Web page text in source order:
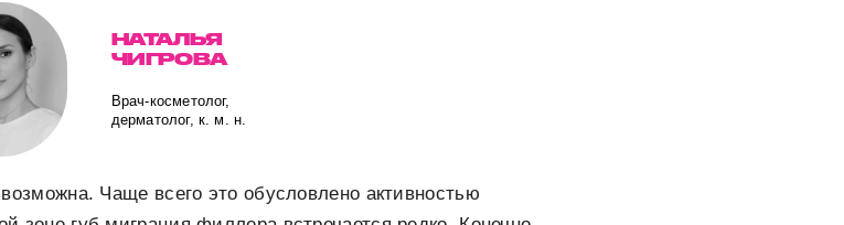
НАТАЛЬЯ
ЧИГРОВА
Врач-косметолог,
дерматолог, к. м. н.
Чаще всего это обусловлено активностью